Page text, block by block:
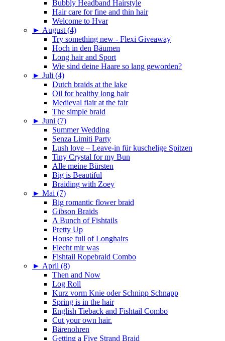
Bubbly Headband Hairstyle
Hair care for fine and thin hair
Welcome to Hvar
► August (4)
Try something new - Flexi Giveaway
Hoch in den Bäumen
Long hair and Sport
Wie sind deine Haare so lang geworden?
► Juli (4)
Dutch braids at the lake
Oil for healthy long hair
Medieval flair at the fair
The simple braid
► Juni (7)
Summer Wedding
Senza Limiti Party
Lush love – Leave-in für kuschelige Spitzen
Tiny Crystal for my Bun
Alle meine Bürsten
Big is Beautiful
Braiding with Zoey
► Mai (7)
Big romantic flower braid
Gibson Braids
A Bunch of Fishtails
Pretty Up
House full of Longhairs
Flecht mir was
Fishtail Ropebraid Combo
► April (8)
Then and Now
Log Roll
Kurz vorm Knie oder Schnipp Schnapp
Spring is in the hair
English Tieback and Fishtail Combo
Cut your own hair.
Bärenohren
Getting a Five Strand Braid